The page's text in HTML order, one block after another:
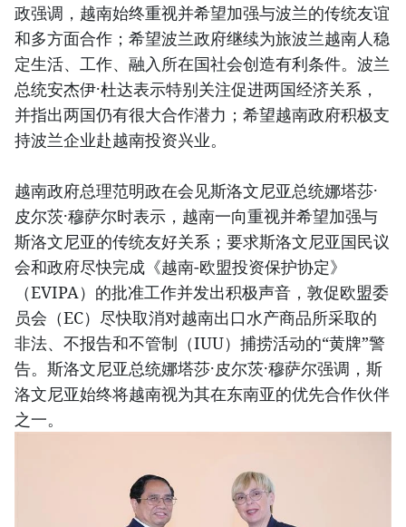
政强调，越南始终重视并希望加强与波兰的传统友谊
和多方面合作；希望波兰政府继续为旅波兰越南人稳
定生活、工作、融入所在国社会创造有利条件。波兰
总统安杰伊·杜达表示特别关注促进两国经济关系，
并指出两国仍有很大合作潜力；希望越南政府积极支
持波兰企业赴越南投资兴业。
越南政府总理范明政在会见斯洛文尼亚总统娜塔莎·
皮尔茨·穆萨尔时表示，越南一向重视并希望加强与
斯洛文尼亚的传统友好关系；要求斯洛文尼亚国民议
会和政府尽快完成《越南-欧盟投资保护协定》
（EVIPA）的批准工作并发出积极声音，敦促欧盟委
员会（EC）尽快取消对越南出口水产商品所采取的
非法、不报告和不管制（IUU）捕捞活动的“黄牌”警
告。斯洛文尼亚总统娜塔莎·皮尔茨·穆萨尔强调，斯
洛文尼亚始终将越南视为其在东南亚的优先合作伙伴
之一。